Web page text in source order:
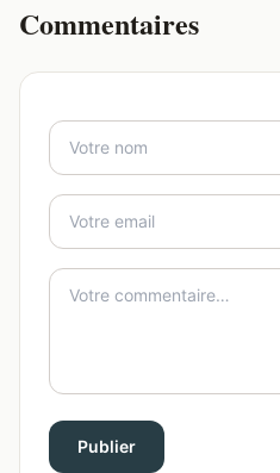
Commentaires
Publier